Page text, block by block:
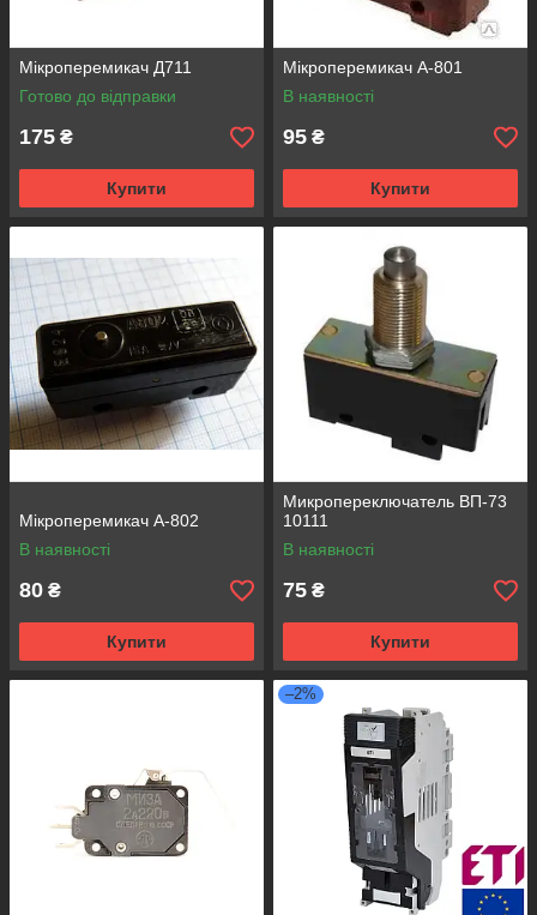
Мікроперемикач Д711
Готово до відправки
175 ₴
Купити
Мікроперемикач А-801
В наявності
95 ₴
Купити
Мікроперемикач А-802
В наявності
80 ₴
Купити
Микропереключатель ВП-73
10111
В наявності
75 ₴
Купити
–2%